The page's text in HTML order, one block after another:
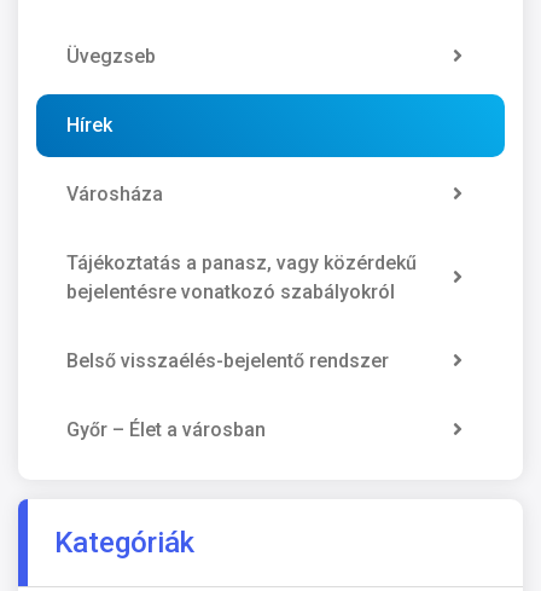
Üvegzseb
Hírek
Városháza
Tájékoztatás a panasz, vagy közérdekű
bejelentésre vonatkozó szabályokról
Belső visszaélés-bejelentő rendszer
Győr – Élet a városban
Kategóriák